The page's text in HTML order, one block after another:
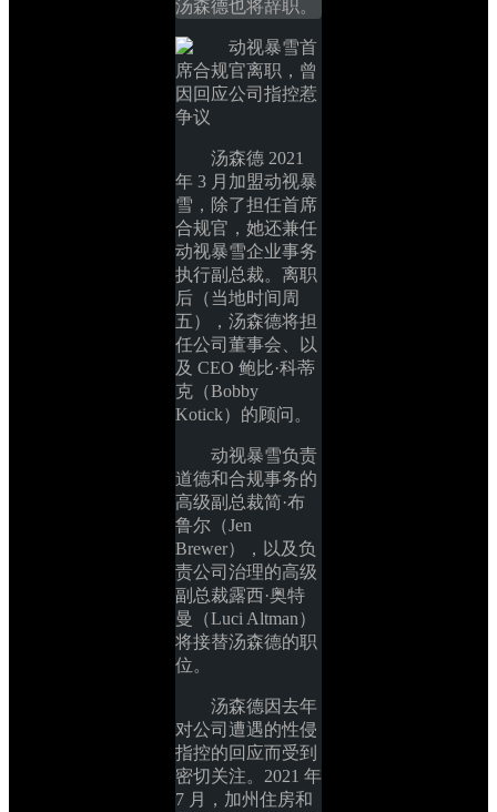
汤森德也将辞职。
汤森德 2021
年 3 月加盟动视暴
雪，除了担任首席
合规官，她还兼任
动视暴雪企业事务
执行副总裁。离职
后（当地时间周
五），汤森德将担
任公司董事会、以
及 CEO 鲍比·科蒂
克（Bobby
Kotick）的顾问。
动视暴雪负责
道德和合规事务的
高级副总裁简·布
鲁尔（Jen
Brewer），以及负
责公司治理的高级
副总裁露西·奥特
曼（Luci Altman）
将接替汤森德的职
位。
汤森德因去年
对公司遭遇的性侵
指控的回应而受到
密切关注。2021 年
7 月，加州住房和